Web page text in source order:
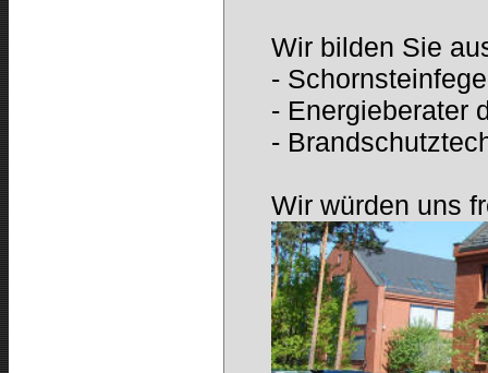
Wir bilden Sie
-
- Energieberater
-
Wir würden uns